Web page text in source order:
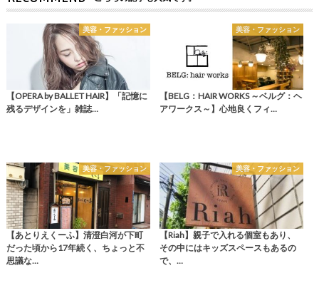
美容・ファッション
【OPERA by BALLET HAIR】「記憶に
残るデザインを」雑誌…
美容・ファッション
【BELG：HAIR WORKS ～ベルグ：ヘ
アワークス～】心地良くフィ…
美容・ファッション
【あとりえくーふ】清澄白河が下町
だった頃から17年続く、ちょっと不
思議な…
美容・ファッション
【Riah】親子で入れる個室もあり、
その中にはキッズスペースもあるの
で、…